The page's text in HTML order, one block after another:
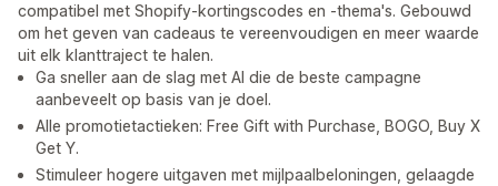
compatibel met Shopify-kortingscodes en -thema's. Gebouwd
om het geven van cadeaus te vereenvoudigen en meer waarde
uit elk klanttraject te halen.
Ga sneller aan de slag met AI die de beste campagne
aanbeveelt op basis van je doel.
Alle promotietactieken: Free Gift with Purchase, BOGO, Buy X
Get Y.
Stimuleer hogere uitgaven met mijlpaalbeloningen, gelaagde